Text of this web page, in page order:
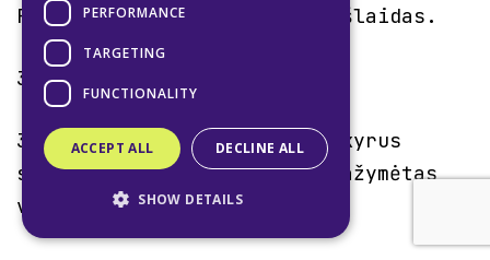
Paslaugų teikėjo patirtas išlaidas.
3.18. Klientui draudžiama:
3.18.1. Rūkyti Objekte, išskyrus
specialiai tam skirtas ir pažymėtas
vietas.
PERFORMANCE
TARGETING
FUNCTIONALITY
ACCEPT ALL DECLINE ALL
SHOW DETAILS